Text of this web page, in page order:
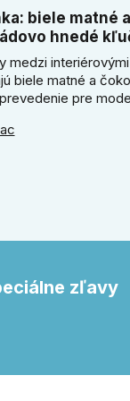
biele matné a
hnedé
medzi
biele matné a
pre
kedy zvoliť svetlú
a štvorcovým
zľavy